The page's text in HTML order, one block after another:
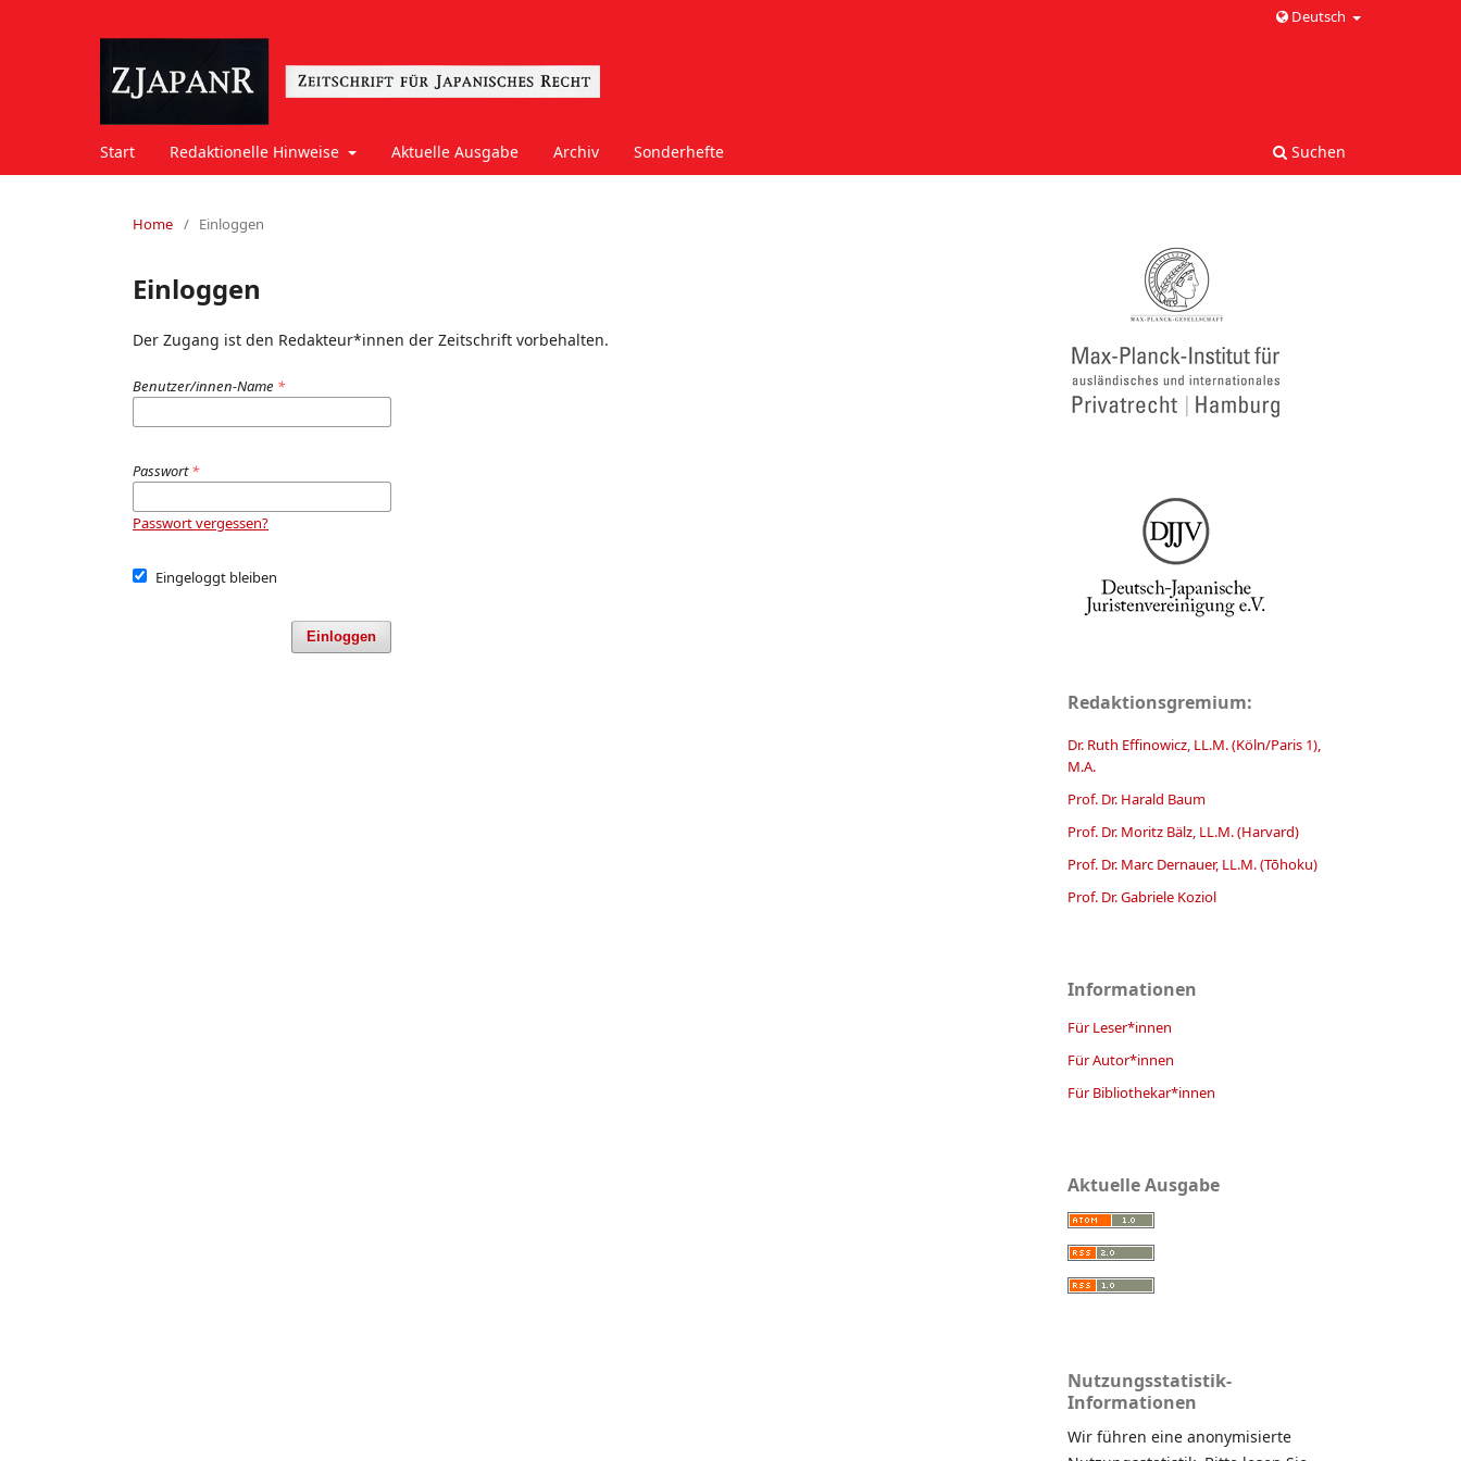
Start Redaktionelle Hinweise Aktuelle Ausgabe Archiv Sonderhefte Suchen
Deutsch
Home / Einloggen
Einloggen
Der Zugang ist den Redakteur*innen der Zeitschrift vorbehalten.
Benutzer/innen-Name *
Passwort*
Passwort vergessen?
Eingeloggt bleiben
Einloggen
Redaktionsgremium:
Dr. Ruth Effinowicz, LL.M. (Köln/Paris 1),
M.A.
Prof. Dr. Harald Baum
Prof. Dr. Moritz Bälz, LL.M. (Harvard)
Prof. Dr. Marc Dernauer, LL.M. (Tōhoku)
Prof. Dr. Gabriele Koziol
Informationen
Für Leser*innen
Für Autor*innen
Für Bibliothekar*innen
Aktuelle Ausgabe
Nutzungsstatistik-
Informationen
Wir führen eine anonymisierte